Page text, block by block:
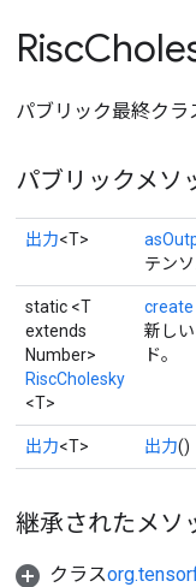
Risc
パブリック最終クラ
パブリックメソ
出力<T>
テン
static <T
extends
Number>
RiscCholesky
<T>
create
新し
ド。
出力<T> 出力()
継承されたメソ
クラス